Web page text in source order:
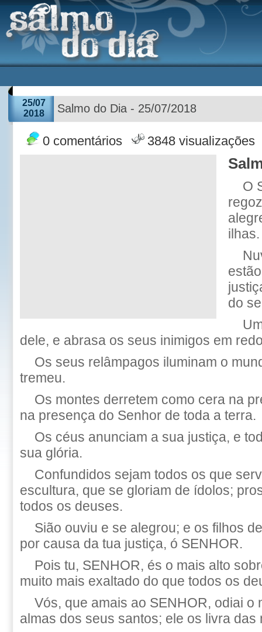
25/07
2018
Salmo do Dia - 25/07/2018
0 comentários 3848 visualizações
O
ilhas.
do
dele, e abrasa os seus inimigos em
Os seus relâmpagos iluminam o
tremeu.
Os montes derretem como cera na
na presença do Senhor de toda a terra.
Os céus anunciam a sua justiça, e
sua glória.
Confundidos sejam todos os que
escultura, que se gloriam de ídolos;
todos os deuses.
Sião ouviu e se alegrou; e os filhos
por causa da tua justiça, ó SENHOR.
Pois tu, SENHOR, és o mais alto
muito mais exaltado do que todos os
Vós, que amais ao SENHOR, odiai o
almas dos seus santos; ele os livra das